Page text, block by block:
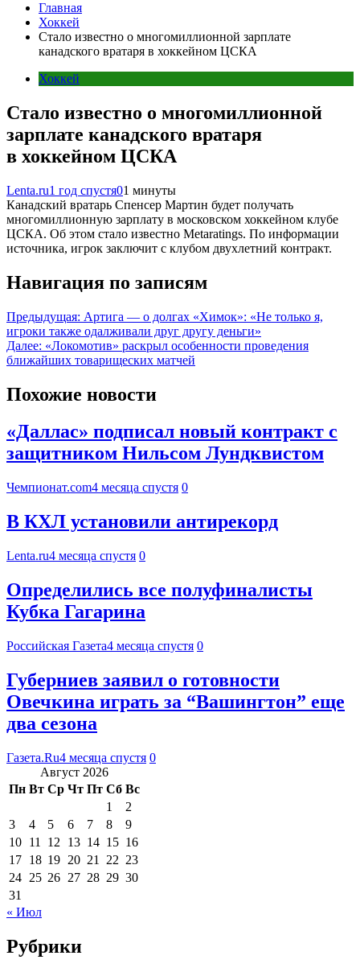
Главная
Хоккей
Стало известно о многомиллионной зарплате
канадского вратаря в хоккейном ЦСКА
Хоккей
Стало известно о многомиллионной
зарплате канадского вратаря
в хоккейном ЦСКА
Lenta.ru1 год спустя01 минуты
Канадский вратарь Спенсер Мартин будет получать
многомиллионную зарплату в московском хоккейном клубе
ЦСКА. Об этом стало известно Metaratings. По информации
источника, игрок заключит с клубом двухлетний контракт.
Навигация по записям
Предыдущая: Артига — о долгах «Химок»: «Не только я,
игроки также одалживали друг другу деньги»
Далее: «Локомотив» раскрыл особенности проведения
ближайших товарищеских матчей
Похожие новости
«Даллас» подписал новый контракт с
защитником Нильсом Лундквистом
Чемпионат.com4 месяца спустя 0
В КХЛ установили антирекорд
Lenta.ru4 месяца спустя 0
Определились все полуфиналисты
Кубка Гагарина
Российская Газета4 месяца спустя 0
Губерниев заявил о готовности
Овечкина играть за “Вашингтон” еще
два сезона
Газета.Ru4 месяца спустя 0
Август 2026
Пн Вт Ср Чт Пт Сб Вс
1
2
3
4 5 6 7 8
9
10 11 12 13 14 15 16
17 18 19 20 21 22 23
24 25 26 27 28 29 30
31
« Июл
Рубрики